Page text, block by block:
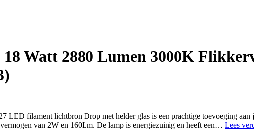
18 Watt 2880 Lumen 3000K
LED filament lichtbron Drop met helder glas is een prachtige toevoeging
van 2W en 160Lm. De lamp is energiezuinig en heeft een… Lees